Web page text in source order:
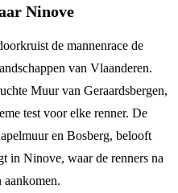
Ninove
de mannenrace de
van Vlaanderen.
Muur van Geraardsbergen,
test voor elke renner. De
en Bosberg, belooft
in Ninove, waar de renners na
aankomen.